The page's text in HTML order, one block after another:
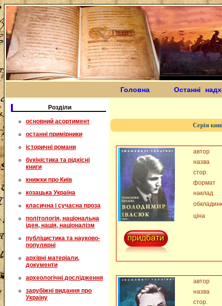
Головна Останні
Розділи
основний асортимент
останні примірники
історичні романи
букіністика та рідкісні
книги
книжки про Київ
козацька Україна
класична і сучасна проза
політологія, національна
ідея, нація, націоналізм
публіцистика та науково-
популярні
архівні матеріали,
документи
археологічні дослідження
зарубіжні видання про
Україну
Серія
автор
назва
стор.
формат
наклад
ціна
автор
назва
стор.